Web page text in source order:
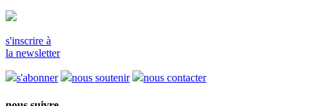
s'inscrire à
la newsletter
s'abonner nous soutenir nous contacter